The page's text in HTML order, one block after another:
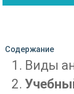
Содержание
Виды